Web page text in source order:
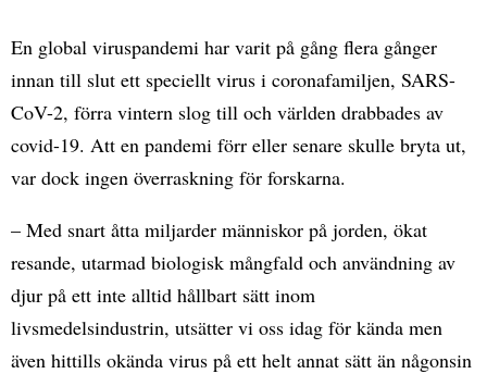
En global viruspandemi har varit på gång flera gånger
innan till slut ett speciellt virus i coronafamiljen, SARS-
CoV-2, förra vintern slog till och världen drabbades av
covid-19. Att en pandemi förr eller senare skulle bryta ut,
var dock ingen överraskning för forskarna.
– Med snart åtta miljarder människor på jorden, ökat
resande, utarmad biologisk mångfald och användning av
djur på ett inte alltid hållbart sätt inom
livsmedelsindustrin, utsätter vi oss idag för kända men
även hittills okända virus på ett helt annat sätt än någonsin